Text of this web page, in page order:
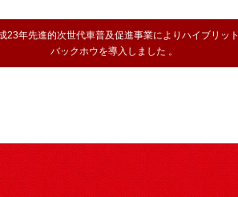
23年先進的次世代車普及促進事業によりハイブリット
バックホウを導入しました 。